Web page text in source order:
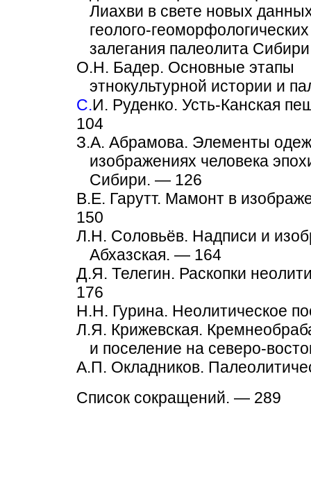
Лиахви в свете новых
геолого-
залегания палеолита
О.Н. Бадер. Основные этапы
этнокультурной истории и
С.И. Руденко. Усть-Канская
104
З.А. Абрамова. Элементы
изображениях человека
Сибири. — 126
В.Е. Гарутт. Мамонт в
150
Л.Н. Соловьёв. Надписи и
Абхазская. — 164
Д.Я. Телегин. Раскопки
176
Н.Н. Гурина. Неолитическое
Л.Я. Крижевская.
и поселение на северо-
А.П. Окладников.
Список сокращений. — 289